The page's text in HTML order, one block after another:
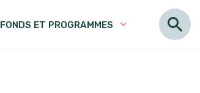
FONDS ET PROGRAMMES